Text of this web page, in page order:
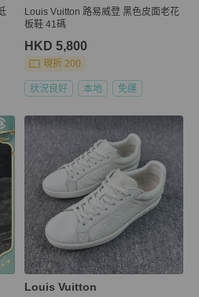
Louis Vuitton 路易威登 黑色皮面老花
板鞋 41碼
HKD 5,800
現折 200
狀況良好 本地 免運
Louis Vuitton